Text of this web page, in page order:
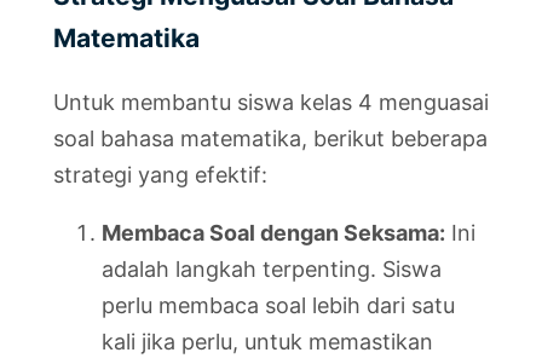
Matematika
Untuk membantu siswa kelas 4 menguasai
soal bahasa matematika, berikut beberapa
strategi yang efektif:
Membaca Soal dengan Seksama: Ini
adalah langkah terpenting. Siswa
perlu membaca soal lebih dari satu
kali jika perlu, untuk memastikan